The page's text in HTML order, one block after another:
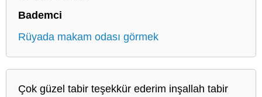
Bademci
Rüyada makam odası görmek
Çok güzel tabir teşekkür ederim inşallah tabir